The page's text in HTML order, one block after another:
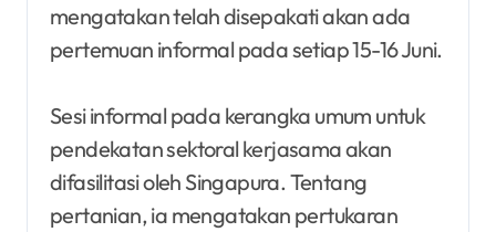
mengatakan telah disepakati akan ada
pertemuan informal pada setiap 15-16 Juni.
Sesi informal pada kerangka umum untuk
pendekatan sektoral kerjasama akan
difasilitasi oleh Singapura. Tentang
pertanian, ia mengatakan pertukaran